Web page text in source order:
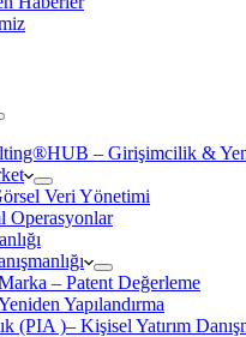
– Girişimcilik &
Veri Yönetimi
Operasyonlar
– Patent Değerleme
Yapılandırma
(PIA )– Kişisel Yatırım